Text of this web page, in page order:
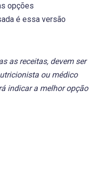
opções
é essa versão
as receitas, devem ser
ou médico
indicar a melhor opção